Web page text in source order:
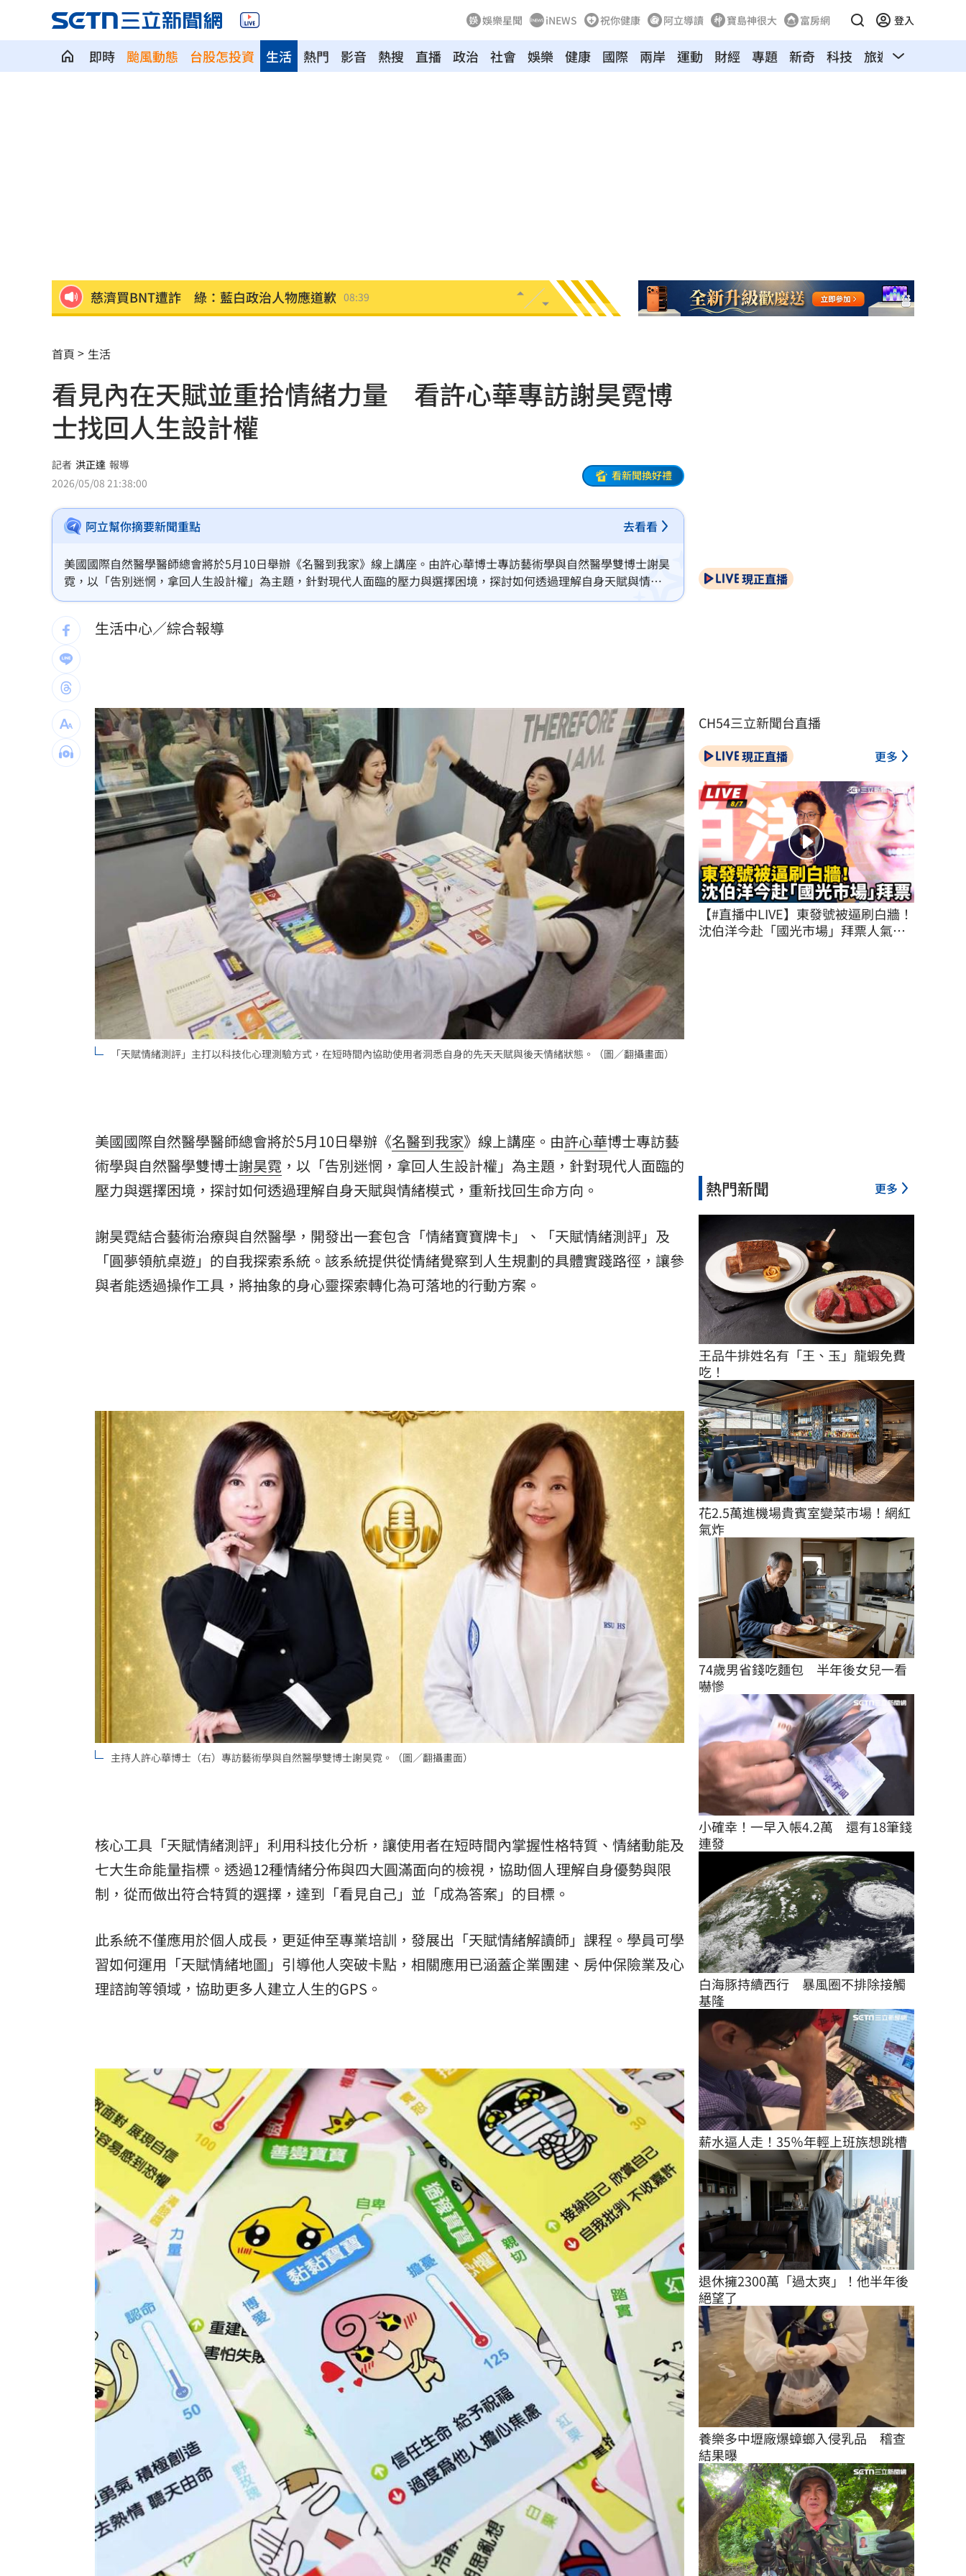
娛樂星聞 iNEWS 祝你健康 阿立導讀 寶島神很大 富房網 登入
即時 颱風動態 台股怎投資 熱門 影音 熱搜 直播 政治 社會 娛樂
生活 健康 國際 兩岸 運動 財經 專題 新奇 科技 旅遊 汽車
慈濟買BNT遭詐 綠：藍白政治人物應道歉 08:39
抹黑陳時中擋疫苗！他曝往事嗆柯：欠道歉
告別綠衫軍十年生涯 布朗首揭離隊心聲 08:34
陳隨意公開神級滷肉食譜配方 網全暴動了
ENHYPEN粉絲Mina遭網暴離世！醫師揭警訊
習近平國師惹禍！狂言1句嚇跑大批台商
東發號遭出征後現況曝 網爆驚人排隊人潮
女友懷5個月身孕…跟槍毒犯共吸喪屍菸彈 08:23
美伊達協議重開荷莫茲海峽？ 川普回應了
97萬網紅肥大叔驟逝 2天前才暴瘦直播 08:11
白海豚狂攪拖出條狀冷水帶！鄭明典揭密 08:02
台灣彩券開獎直播中 20:31
LIVE三立+24小時直播 15:27
三立iNEWS新聞台線上直播 18:00
理想混蛋號召粉絲跨海追星吃美食！ 18:15
首頁 生活
看見內在天賦並重拾情緒力量 看許心華專訪謝昊霓博
士找回人生設計權
記者 洪正達 報導
2026/05/08 21:38:00
看新聞換好禮
阿立幫你摘要新聞重點 去看看
美國國際自然醫學醫師總會將於5月10日舉辦《名醫到我家》線上講座。由許心華博士專訪藝術學與自然醫學雙博士謝昊
霓，以「告別迷惘，拿回人生設計權」為主題，針對現代人面臨的壓力與選擇困境，探討如何透過理解自身天賦與情緒
模式，重新找回生命方向。
生活中心／綜合報導
「天賦情緒測評」主打以科技化心理測驗方式，在短時間內協助使用者洞悉自身的先天天賦與後天情緒狀態。（圖／翻攝畫面）
美國國際自然醫學醫師總會將於5月10日舉辦《名醫到我家》線上講座。由許心華博士專訪藝
術學與自然醫學雙博士謝昊霓 ，以「告別迷惘，拿回人生設計權」為主題，針對現代人面臨的
壓力與選擇困境，探討如何透過理解自身天賦與情緒模式，重新找回生命方向。
謝昊霓結合藝術治療與自然醫學，開發出一套包含「情緒寶寶牌卡」、「天賦情緒測評」及
「圓夢領航桌遊」的自我探索系統。該系統提供從情緒覺察到人生規劃的具體實踐路徑，讓參
與者能透過操作工具，將抽象的身心靈探索轉化為可落地的行動方案。
主持人許心華博士（右）專訪藝術學與自然醫學雙博士謝昊霓。（圖／翻攝畫面）
核心工具「天賦情緒測評」利用科技化分析，讓使用者在短時間內掌握性格特質、情緒動能及
七大生命能量指標。透過12種情緒分佈與四大圓滿面向的檢視，協助個人理解自身優勢與限
制，從而做出符合特質的選擇，達到「看見自己」並「成為答案」的目標。
此系統不僅應用於個人成長，更延伸至專業培訓，發展出「天賦情緒解讀師」課程。學員可學
習如何運用「天賦情緒地圖」引導他人突破卡點，相關應用已涵蓋企業團建、房仲保險業及心
理諮詢等領域，協助更多人建立人生的GPS。
現正直播
CH54三立新聞台直播
現正直播 更多
【#直播中LIVE】東發號被逼刷白牆！
沈伯洋今赴「國光市場」拜票人氣不
熱門新聞 更多
王品牛排姓名有「王、玉」龍蝦免費
吃！
花2.5萬進機場貴賓室變菜市場！網紅
氣炸
74歲男省錢吃麵包　半年後女兒一看
嚇慘
小確幸！一早入帳4.2萬　還有18筆錢
連發
白海豚持續西行　暴風圈不排除接觸
基隆
薪水逼人走！35％年輕上班族想跳槽
退休擁2300萬「過太爽」！他半年後
絕望了
養樂多中壢廠爆蟑螂入侵乳品　稽查
結果曝